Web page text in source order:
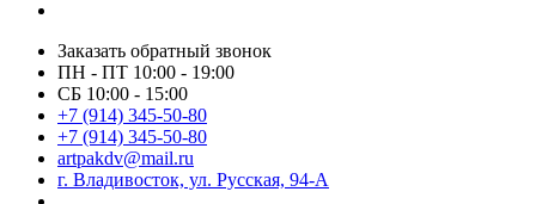
Заказать обратный звонок
ПН - ПТ 10:00 - 19:00
СБ 10:00 - 15:00
+7 (914) 345-50-80
+7 (914) 345-50-80
artpakdv@mail.ru
г. Владивосток, ул. Русская, 94-А